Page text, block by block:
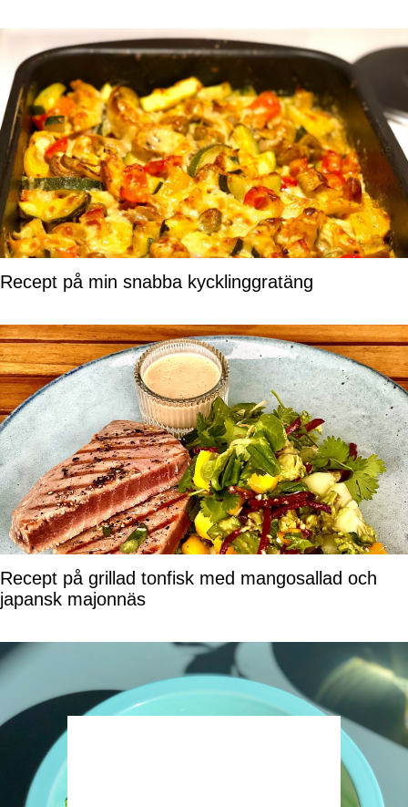
Recept på min snabba kycklinggratäng
Recept på grillad tonfisk med mangosallad och
japansk majonnäs